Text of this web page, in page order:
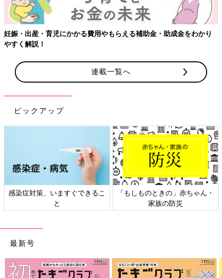
かり
連載一覧へ
ピックアップ
ちゃん・
日本外来小児科学会リーフレッ
六星占術 細木かおり
最新号